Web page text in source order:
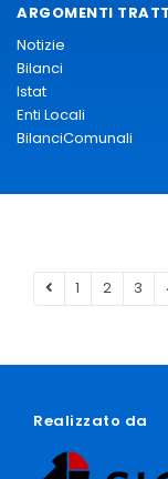
ARGOMENTI
Notizie
Bilanci
Istat
Enti Locali
BilanciComunali
1 2 3
Realizzato da